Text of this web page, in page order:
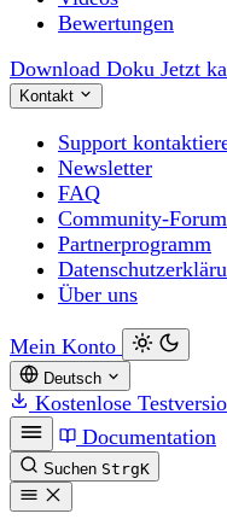
Bewertungen
Download Doku Jetzt
Kontakt
Support
Newsletter
FAQ
Community-Forum
Partnerprogramm
Über uns
Mein Konto
Deutsch
Kostenlose
Documentation
Suchen StrgK